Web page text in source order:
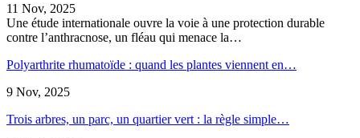
11 Nov, 2025
Une étude internationale ouvre la voie à une protection durable
contre l’anthracnose, un fléau qui menace la…
Polyarthrite rhumatoïde : quand les plantes viennent en…
9 Nov, 2025
Trois arbres, un parc, un quartier vert : la règle simple…